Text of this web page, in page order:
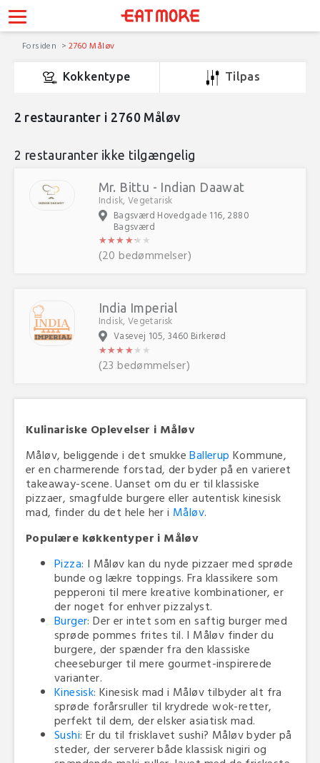
Forsiden 2760 Måløv
Kokkentype Tilpas
2 restauranter i 2760 Måløv
2 restauranter ikke tilgængelig
Mr. Bittu - Indian Daawat
Indisk, Vegetarisk
Bagsværd Hovedgade 116, 2880
Bagsværd
★★★★★ ★
★★★★★ ★
(20 bedømmelser)
India Imperial
Indisk, Vegetarisk
Vasevej 105, 3460 Birkerød
★★★★★ ★
★★★★★ ★
(23 bedømmelser)
Kulinariske Oplevelser i Måløv
Måløv, beliggende i det smukkeBallerup Kommune,
er en charmerende forstad, der byder på en varieret
takeaway-scene. Uanset om du er til klassiske
pizzaer, smagfulde burgere eller autentisk kinesisk
mad, finder du det hele her i Måløv.
Populære køkkentyper i Måløv
Pizza: I Måløv kan du nyde pizzaer med sprøde
bunde og lækre toppings. Fra klassikere som
pepperoni til mere kreative kombinationer, er
der noget for enhver pizzalyst.
Burger: Der er intet som en saftig burger med
sprøde pommes frites til. I Måløv finder du
burgere, der spænder fra den klassiske
cheeseburger til mere gourmet-inspirerede
varianter.
Kinesisk: Kinesisk mad i Måløv tilbyder alt fra
sprøde forårsruller til krydrede wok-retter,
perfekt til dem, der elsker asiatisk mad.
Sushi: Er du til frisklavet sushi? Måløv byder på
steder, der serverer både klassisk nigiri og